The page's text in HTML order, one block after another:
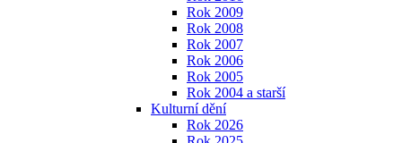
Rok 2009
Rok 2008
Rok 2007
Rok 2006
Rok 2005
Rok 2004 a starší
Kulturní dění
Rok 2026